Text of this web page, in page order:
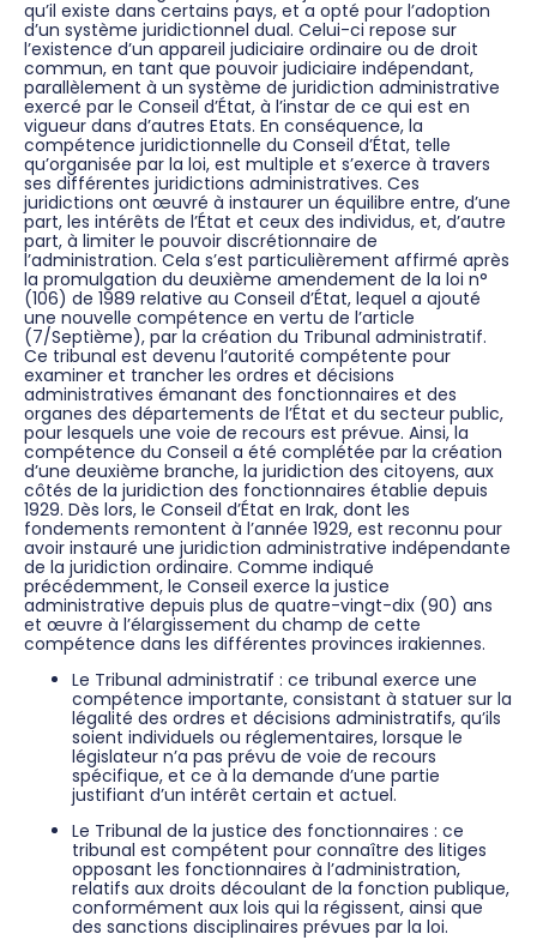
qu’il existe dans certains pays, et a opté pour l’adoption
d’un système juridictionnel dual. Celui-ci repose sur
l’existence d’un appareil judiciaire ordinaire ou de droit
commun, en tant que pouvoir judiciaire indépendant,
parallèlement à un système de juridiction administrative
exercé par le Conseil d’État, à l’instar de ce qui est en
vigueur dans d’autres Etats. En conséquence, la
compétence juridictionnelle du Conseil d’État, telle
qu’organisée par la loi, est multiple et s’exerce à travers
ses différentes juridictions administratives. Ces
juridictions ont œuvré à instaurer un équilibre entre, d’une
part, les intérêts de l’État et ceux des individus, et, d’autre
part, à limiter le pouvoir discrétionnaire de
l’administration. Cela s’est particulièrement affirmé après
la promulgation du deuxième amendement de la loi n°
(106) de 1989 relative au Conseil d’État, lequel a ajouté
une nouvelle compétence en vertu de l’article
(7/Septième), par la création du Tribunal administratif.
Ce tribunal est devenu l’autorité compétente pour
examiner et trancher les ordres et décisions
administratives émanant des fonctionnaires et des
organes des départements de l’État et du secteur public,
pour lesquels une voie de recours est prévue. Ainsi, la
compétence du Conseil a été complétée par la création
d’une deuxième branche, la juridiction des citoyens, aux
côtés de la juridiction des fonctionnaires établie depuis
1929. Dès lors, le Conseil d’État en Irak, dont les
fondements remontent à l’année 1929, est reconnu pour
avoir instauré une juridiction administrative indépendante
de la juridiction ordinaire. Comme indiqué
précédemment, le Conseil exerce la justice
administrative depuis plus de quatre-vingt-dix (90) ans
et œuvre à l’élargissement du champ de cette
compétence dans les différentes provinces irakiennes.
Le Tribunal administratif : ce tribunal exerce une
compétence importante, consistant à statuer sur la
légalité des ordres et décisions administratifs, qu’ils
soient individuels ou réglementaires, lorsque le
législateur n’a pas prévu de voie de recours
spécifique, et ce à la demande d’une partie
justifiant d’un intérêt certain et actuel.
Le Tribunal de la justice des fonctionnaires : ce
tribunal est compétent pour connaître des litiges
opposant les fonctionnaires à l’administration,
relatifs aux droits découlant de la fonction publique,
conformément aux lois qui la régissent, ainsi que
des sanctions disciplinaires prévues par la loi.